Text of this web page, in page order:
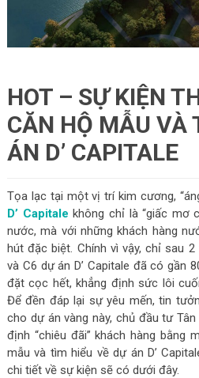
HOT – SỰ KIỆN
CĂN HỘ MẪU VÀ
ÁN D’ CAPITALE
Tọa lạc tại một vị trí kim cương,
D’ Capitale không chỉ là “giấc mơ
nước, mà với những khách hàng
hút đặc biệt. Chính vì vậy, chỉ sau
và C6 dự án D’ Capitale đã có gần
đặt cọc hết, khẳng định sức lôi
Để đền đáp lại sự yêu mến, tin
cho dự án vàng này, chủ đầu tư
định “chiêu đãi” khách hàng bằng
mẫu và tìm hiểu về dự án D’
chi tiết về sự kiện sẽ có dưới đây.